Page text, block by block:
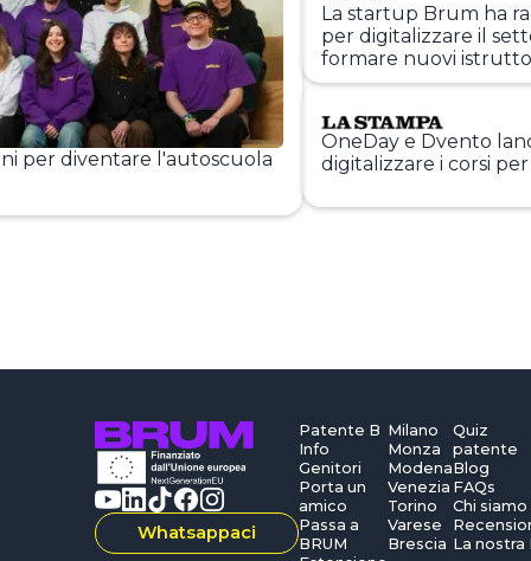
per diventare l'autoscuola
La startup Brum ha
per digitalizzare il
formare nuovi
OneDay e Dvento
digitalizzare i corsi
Whatsappaci
Patente B
Info
Genitori
Porta un
amico
Passa a
BRUM
Milano
Monza
Modena
Venezia
Torino
Varese
Brescia
Quiz
patente
Blog
FAQs
Chi siamo
La nostra